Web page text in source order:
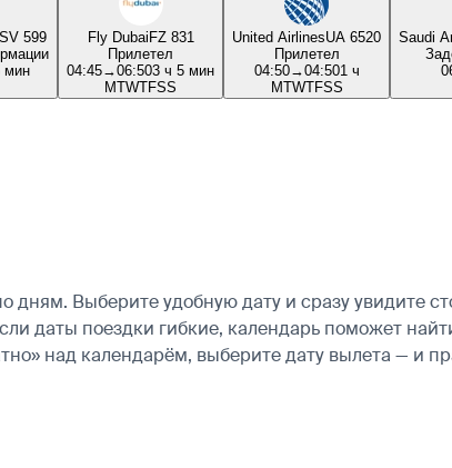
SV 599
мин
Fly DubaiFZ 831
Прилетел
04:45→06:503 ч 5 мин
MTWTFSS
United AirlinesUA 6520
Прилетел
04:50→04:501 ч
MTWTFSS
Saudi
Выберите удобную дату и сразу увидите
даты поездки гибкие, календарь поможет
над календарём, выберите дату вылета — и